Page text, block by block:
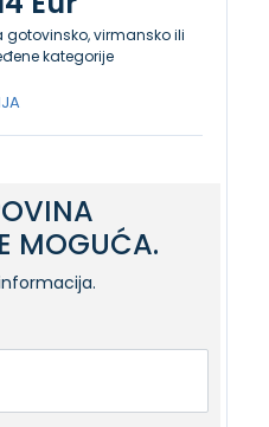
virmansko ili
kategorije
MOGUĆA.